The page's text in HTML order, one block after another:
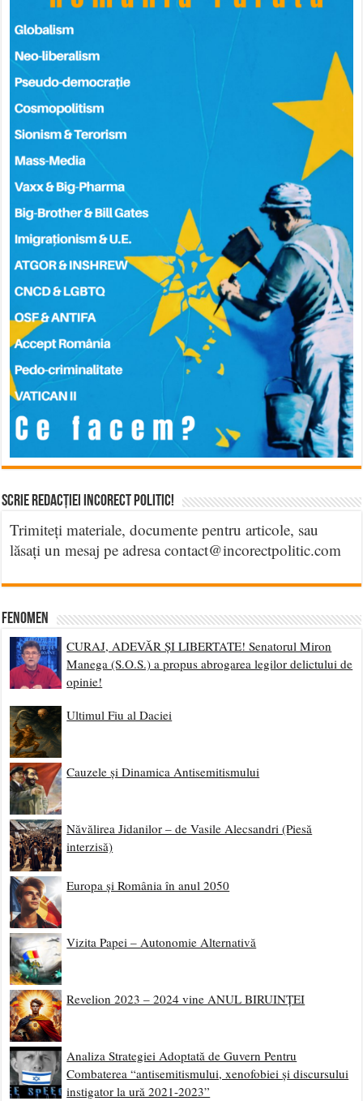
Scrie Redacției Incorect Politic!
Trimiteți materiale, documente pentru articole, sau
lăsați un mesaj pe adresa contact@incorectpolitic.com
Fenomen
CURAJ, ADEVĂR ȘI LIBERTATE! Senatorul Miron
Manega (S.O.S.) a propus abrogarea legilor delictului de
opinie!
Ultimul Fiu al Daciei
Cauzele și Dinamica Antisemitismului
Năvălirea Jidanilor – de Vasile Alecsandri (Piesă
interzisă)
Europa și România în anul 2050
Vizita Papei – Autonomie Alternativă
Revelion 2023 – 2024 vine ANUL BIRUINȚEI
Analiza Strategiei Adoptată de Guvern Pentru
Combaterea “antisemitismului, xenofobiei și discursului
instigator la ură 2021-2023”